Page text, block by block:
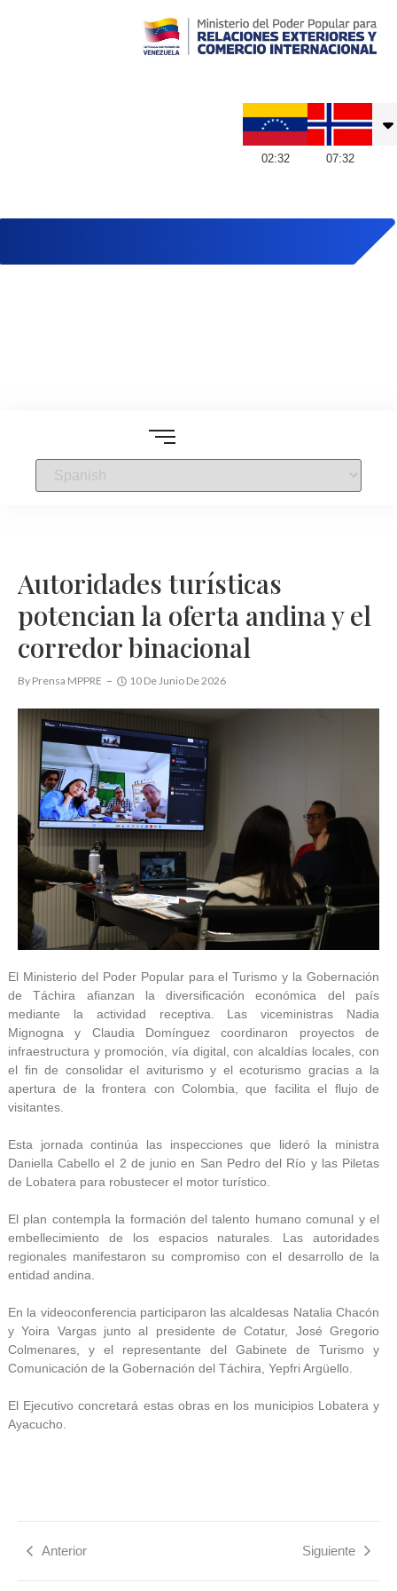
02:32 07:32
Autoridades turísticas
potencian la oferta andina y el
corredor binacional
By Prensa MPPRE 10 De Junio De 2026
El Ministerio del Poder Popular para el Turismo y la Gobernación
de Táchira afianzan la diversificación económica del país
mediante la actividad receptiva. Las viceministras Nadia
Mignogna y Claudia Domínguez coordinaron proyectos de
infraestructura y promoción, vía digital, con alcaldías locales, con
el fin de consolidar el aviturismo y el ecoturismo gracias a la
apertura de la frontera con Colombia, que facilita el flujo de
visitantes.
Esta jornada continúa las inspecciones que lideró la ministra
Daniella Cabello el 2 de junio en San Pedro del Río y las Piletas
de Lobatera para robustecer el motor turístico.
El plan contempla la formación del talento humano comunal y el
embellecimiento de los espacios naturales. Las autoridades
regionales manifestaron su compromiso con el desarrollo de la
entidad andina.
En la videoconferencia participaron las alcaldesas Natalia Chacón
y Yoira Vargas junto al presidente de Cotatur, José Gregorio
Colmenares, y el representante del Gabinete de Turismo y
Comunicación de la Gobernación del Táchira, Yepfri Argüello.
El Ejecutivo concretará estas obras en los municipios Lobatera y
Ayacucho.
Anterior Siguiente